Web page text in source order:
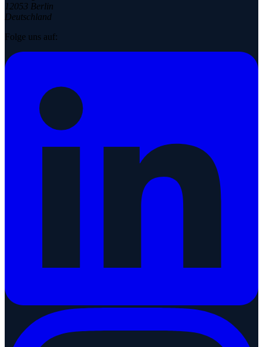
12053 Berlin
Deutschland
Folge uns auf: